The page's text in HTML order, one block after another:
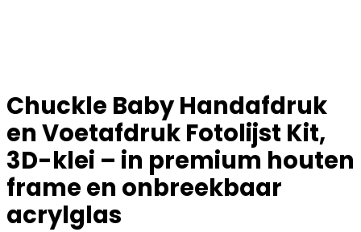
Chuckle Baby Handafdruk
en Voetafdruk Fotolijst Kit,
3D-klei – in premium houten
frame en onbreekbaar
acrylglas